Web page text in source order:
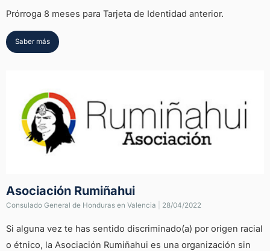
Prórroga 8 meses para Tarjeta de Identidad anterior.
Saber más
Asociación Rumiñahui
Consulado General de Honduras en Valencia 28/04/2022
Si alguna vez te has sentido discriminado(a) por origen racial
o étnico, la Asociación Rumiñahui es una organización sin